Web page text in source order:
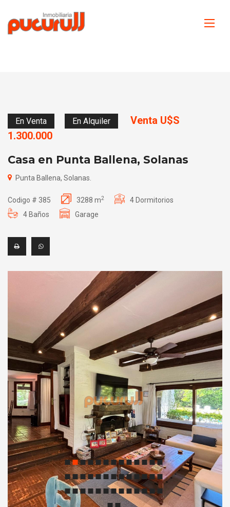
En Venta En Alquiler
Venta U$S
1.300.000
Casa en Punta Ballena, Solanas
Punta Ballena, Solanas.
Codigo # 385 3288 m2
4 Dormitorios
4 Baños
Garage